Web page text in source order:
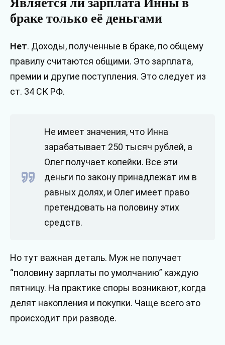
браке только её деньгами
Нет. Доходы, полученные в браке, по общему
правилу считаются общими. Это зарплата,
премии и другие поступления. Это следует из
ст. 34 СК РФ.
Не имеет значения, что Инна
зарабатывает 250 тысяч рублей, а
Олег получает копейки. Все эти
деньги по закону принадлежат им в
равных долях, и Олег имеет право
претендовать на половину этих
средств.
Но тут важная деталь. Муж не получает
“половину зарплаты по умолчанию” каждую
пятницу. На практике споры возникают, когда
делят накопления и покупки. Чаще всего это
происходит при разводе.